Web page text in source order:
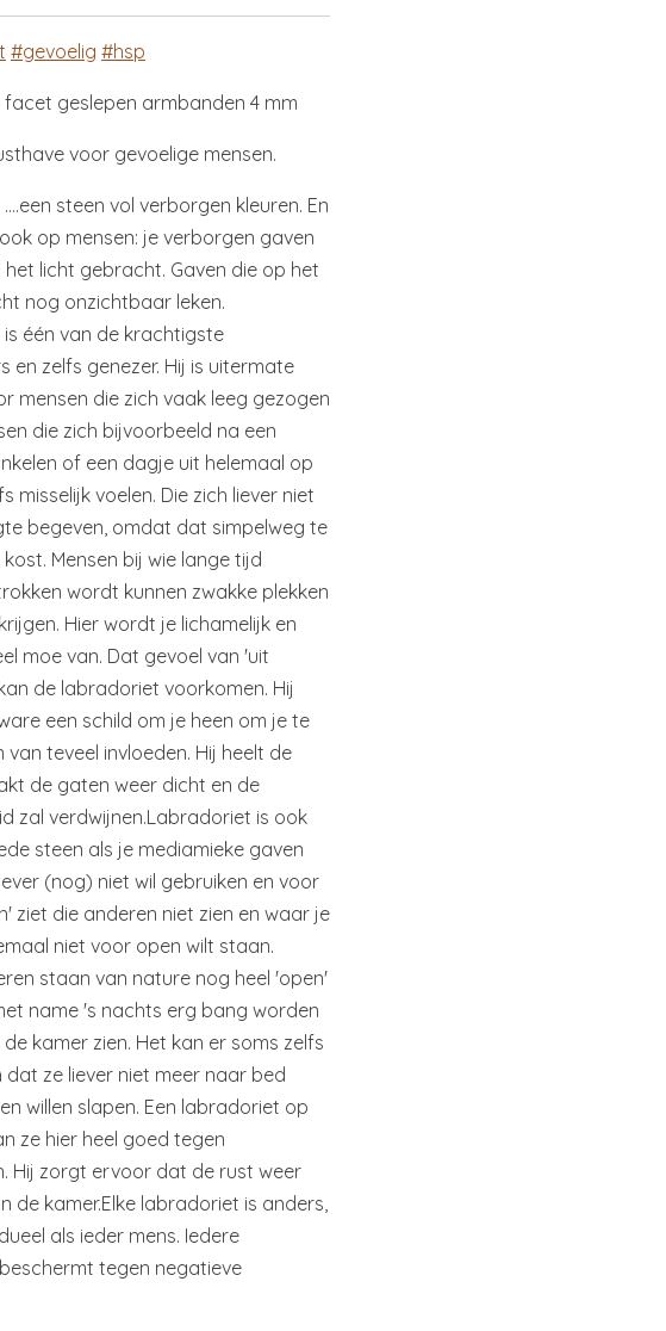
#gevoelig #hsp
geslepen armbanden 4 mm
voor gevoelige mensen.
steen vol verborgen kleuren. En
op mensen: je verborgen gaven
licht gebracht. Gaven die op het
nog onzichtbaar leken.
één van de krachtigste
en zelfs genezer. Hij is uitermate
mensen die zich vaak leeg gezogen
die zich bijvoorbeeld na een
of een dagje uit helemaal op
misselijk voelen. Die zich liever niet
begeven, omdat dat simpelweg te
Mensen bij wie lange tijd
wordt kunnen zwakke plekken
Hier wordt je lichamelijk en
moe van. Dat gevoel van 'uit
de labradoriet voorkomen. Hij
een schild om je heen om je te
van teveel invloeden. Hij heelt de
de gaten weer dicht en de
zal verdwijnen.Labradoriet is ook
steen als je mediamieke gaven
(nog) niet wil gebruiken en voor
ziet die anderen niet zien en waar je
niet voor open wilt staan.
staan van nature nog heel 'open'
name 's nachts erg bang worden
de kamer zien. Het kan er soms zelfs
ze liever niet meer naar bed
willen slapen. Een labradoriet op
ze hier heel goed tegen
Hij zorgt ervoor dat de rust weer
de kamer.Elke labradoriet is anders,
als ieder mens. Iedere
tegen negatieve